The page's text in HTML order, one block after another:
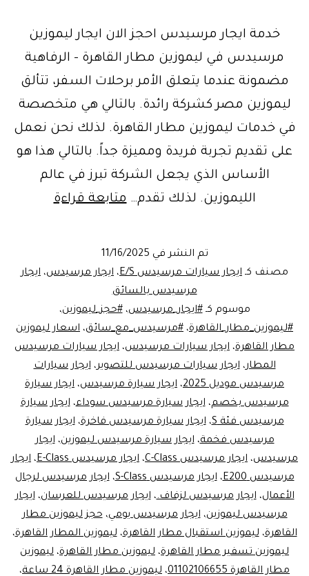
خدمة ايجار مرسيدس احجز الان ايجار ليموزين
مرسيدس في ليموزين مطار القاهرة – الرفاهية
مضمونة عندما يتعلق الأمر برحلات السفر، تتألق
ليموزين مصر كشركة رائدة. بالتالي هي متخصصة
في خدمات ليموزين مطار القاهرة. لذلك نحن نعمل
على تقديم تجربة فريدة ومميزة جداً. بالتالي هذا هو
الأساس الذي يجعل الشركة تبرز في عالم
الليموزين. لذلك تقدم…متابعة قراءةخدمة
ليموزين
ليموزين
مصر:
الرفاهية
والأمان
تبدأ
هنا
تم النشر في 11/16/2025
مصنف كـ ايجار سيارات مرسيدس E/S ، ايجار مرسيدس، ايجار
مرسيدس بالسائق
موسوم كـ#ايجار_مرسيدس،#حجز_ليموزين،
#ليموزين_مطار_القاهرة، #مرسيدس_مع_سائق، اسعار ليموزين
مطار القاهرة، ايجار سيارات مرسيدس، ايجار سيارات مرسيدس
المطار،ايجار سيارات مرسيدس للتصوير،ايجار سيارات
مرسيدس موديل 2025
، ايجار سيارة مرسيدس، ايجار سيارة
مرسيدس بخصم،ايجار سيارة مرسيدس سوداء،ايجار سيارة
مرسيدس فئة S ،ايجار سيارة مرسيدس فاخرة،ايجار سيارة
مرسيدس فخمة،ايجار سيارة مرسيدس ليموزين،ايجار
مرسيدس، ايجار مرسيدس C-Class ، ايجار مرسيدس E-Class ، ايجار
مرسيدس E200
،ايجار مرسيدس S-Class ،ايجار مرسيدس لرجال
الأعمال،ايجار مرسيدس لزفاف.،ايجار مرسيدس للعرسان،ايجار
مرسيدس ليموزين،ايجار مرسيدس يومي،حجز ليموزين مطار
القاهرة،ليموزين استقبال مطار القاهرة،ليموزين المطار القاهرة،
ليموزين تسفير مطار القاهرة، ليموزين مطار القاهرة، ليموزين
مطار القاهرة 01102106655
، ليموزين مطار القاهرة 24 ساعة
،